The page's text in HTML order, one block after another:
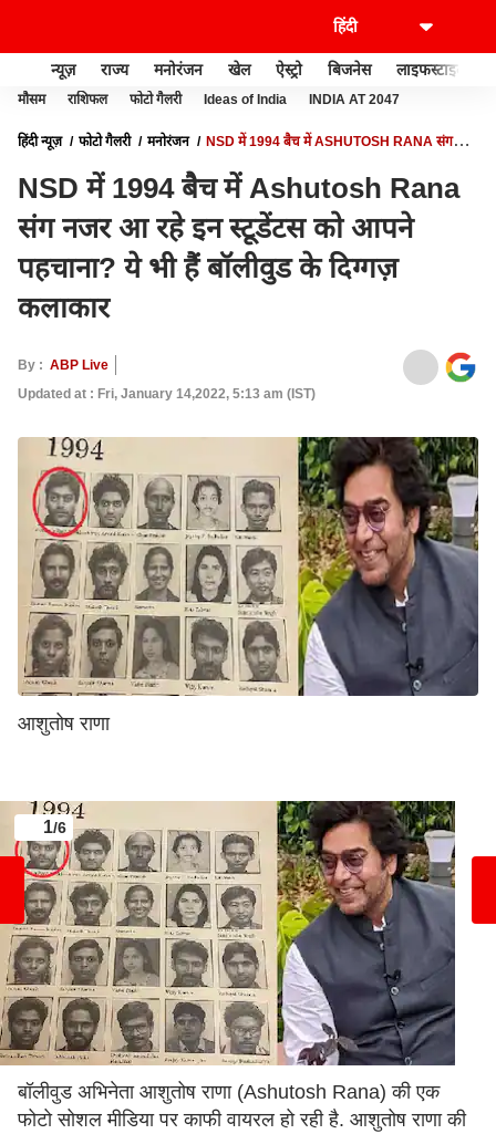
न्यूज़ राज्य मनोरंजन खेल ऐस्ट्रो बिजनेस लाइफस्टाइल
मौसम राशिफल फोटो गैलरी Ideas of India INDIA AT 2047
हिंदी न्यूज़ फोटो गैलरी मनोरंजन
NSD में 1994 बैच में ASHUTOSH RANA संग
NSD में 1994 बैच में Ashutosh Rana
संग नजर आ रहे इन स्टूडेंटस को आपने
पहचाना? ये भी हैं बॉलीवुड के दिग्गज़
कलाकार
By : ABP Live
Updated at : Fri, January 14,2022, 5:13 am (IST)
आशुतोष राणा
1/6
बॉलीवुड अभिनेता आशुतोष राणा (Ashutosh Rana) की एक
फोटो सोशल मीडिया पर काफी वायरल हो रही है. आशुतोष राणा की